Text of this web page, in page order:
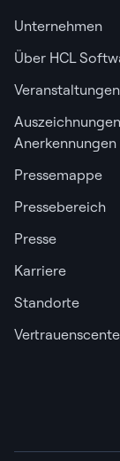
Unternehmen
Über HCL
Veranstaltungen
Anerkennungen
Pressemappe
Pressebereich
Presse
Karriere
Standorte